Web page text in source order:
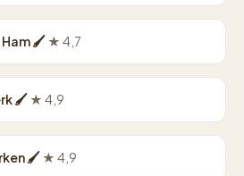
Ham 🖌★ 4,7
🖌★ 4,9
🖌★ 4,9